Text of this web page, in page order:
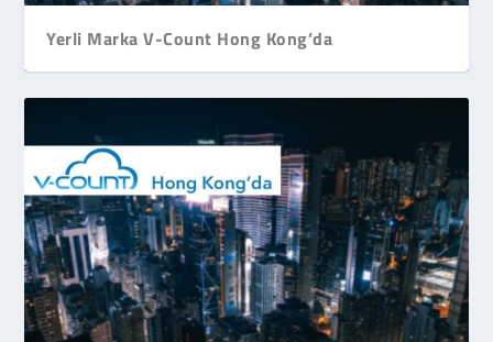
Yerli Marka V-Count Hong Kong’da